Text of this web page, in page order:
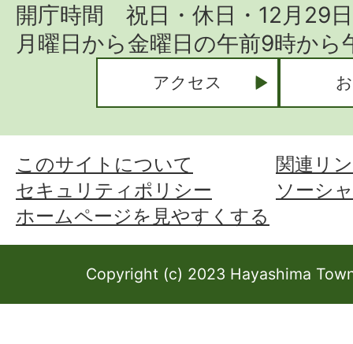
開庁時間 祝日・休日・12月29
月曜日から金曜日の午前9時か
アクセス
このサイトについて
関連リ
セキュリティポリシー
ソーシ
ホームページを見やすくする
Copyright (c) 2023 Hayashima